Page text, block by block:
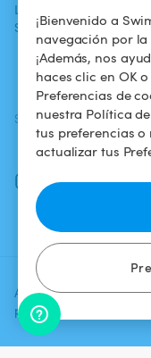
¡Bienvenido a
navegación por
¡Además, nos
haces clic en OK
Preferencias de
nuestra Política
tus preferencias
actualizar tus
Agrega una fecha y
para ver el precio
La aventura
Swimmy
SÍGUENOS
Facebook
Instagram